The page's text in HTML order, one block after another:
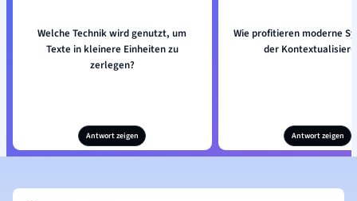
Welche Technik wird genutzt, um
Texte in kleinere Einheiten zu
zerlegen?
Antwort zeigen
Wie profitieren moderne
der
Antwort zeigen